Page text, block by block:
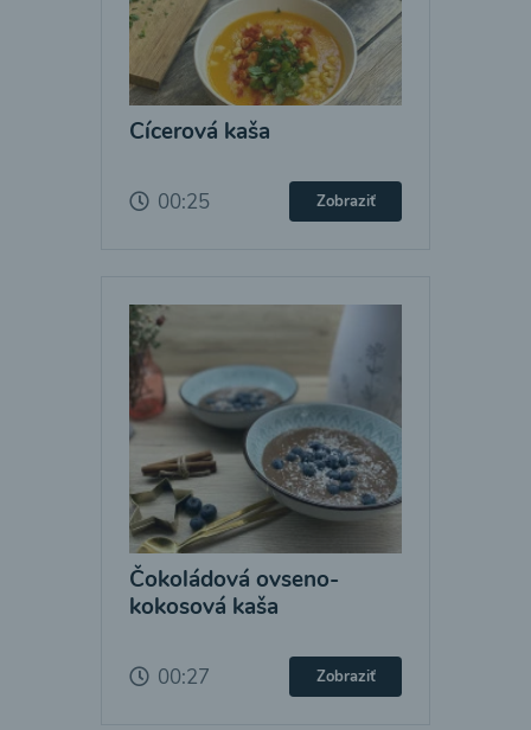
Cícerová kaša
00:25 Zobraziť
Čokoládová ovseno-
kokosová kaša
00:27 Zobraziť